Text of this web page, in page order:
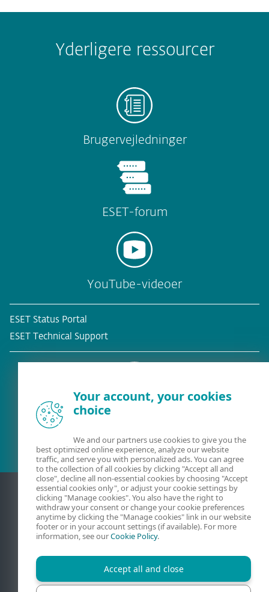
Yderligere ressourcer
Brugervejledninger
ESET-forum
YouTube-videoer
ESET Status Portal
ESET Technical Support
Eksisterende kunde?
Your account, your cookies
choice
We and our partners use cookies to give you the
best optimized online experience, analyze our website
traffic, and serve you with personalized ads. You can agree
to the collection of all cookies by clicking "Accept all and
close", decline all non-essential cookies by choosing "Accept
essential cookies only", or adjust your cookie settings by
clicking "Manage cookies". You also have the right to
withdraw your consent or change your cookie preferences
anytime by clicking the "Manage cookies" link in our website
footer or in your account settings (if available). For more
information, see ourCookie Policy.
Accept all and close